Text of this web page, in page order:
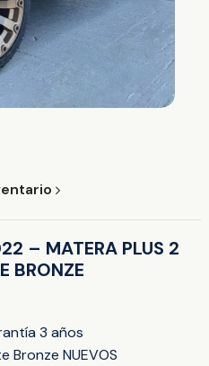
– MATERA PLUS 2
BRONZE
3 años
Bronze NUEVOS